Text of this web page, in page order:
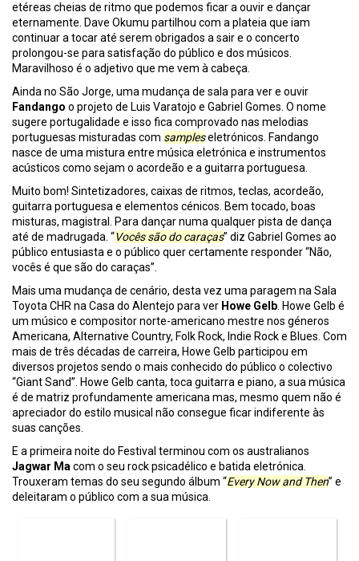
etéreas cheias de ritmo que podemos ficar a ouvir e dançar
eternamente. Dave Okumu partilhou com a plateia que iam
continuar a tocar até serem obrigados a sair e o concerto
prolongou-se para satisfação do público e dos músicos.
Maravilhoso é o adjetivo que me vem à cabeça.
Ainda no São Jorge, uma mudança de sala para ver e ouvir
Fandango o projeto de Luis Varatojo e Gabriel Gomes. O nome
sugere portugalidade e isso fica comprovado nas melodias
portuguesas misturadas com sampleseletrónicos. Fandango
nasce de uma mistura entre música eletrónica e instrumentos
acústicos como sejam o acordeão e a guitarra portuguesa.
Muito bom! Sintetizadores, caixas de ritmos, teclas, acordeão,
guitarra portuguesa e elementos cénicos. Bem tocado, boas
misturas, magistral. Para dançar numa qualquer pista de dança
até de madrugada. “Vocês são do caraças” diz Gabriel Gomes ao
público entusiasta e o público quer certamente responder “Não,
vocês é que são do caraças”.
Mais uma mudança de cenário, desta vez uma paragem na Sala
Toyota CHR na Casa do Alentejo para ver Howe Gelb . Howe Gelb é
um músico e compositor norte-americano mestre nos géneros
Americana, Alternative Country, Folk Rock, Indie Rock e Blues. Com
mais de três décadas de carreira, Howe Gelb participou em
diversos projetos sendo o mais conhecido do público o colectivo
“Giant Sand”. Howe Gelb canta, toca guitarra e piano, a sua música
é de matriz profundamente americana mas, mesmo quem não é
apreciador do estilo musical não consegue ficar indiferente às
suas canções.
E a primeira noite do Festival terminou com os australianos
Jagwar Ma com o seu rock psicadélico e batida eletrónica.
Trouxeram temas do seu segundo álbum “Every Now and Then” e
deleitaram o público com a sua música.